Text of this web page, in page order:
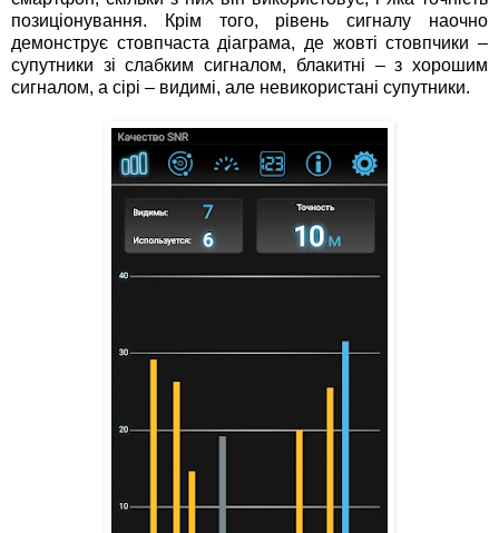
позиціонування. Крім того, рівень сигналу наочно
демонструє стовпчаста діаграма, де жовті стовпчики –
супутники зі слабким сигналом, блакитні – з хорошим
сигналом, а сірі – видимі, але невикористані супутники.